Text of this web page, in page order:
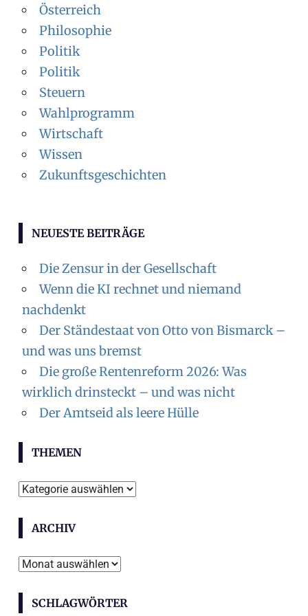
Österreich
Philosophie
Politik
Politik
Steuern
Wahlprogramm
Wirtschaft
Wissen
Zukunftsgeschichten
NEUESTE BEITRÄGE
Die Zensur in der Gesellschaft
Wenn die KI rechnet und niemand
nachdenkt
Der Ständestaat von Otto von Bismarck –
und was uns bremst
Die große Rentenreform 2026: Was
wirklich drinsteckt – und was nicht
Der Amtseid als leere Hülle
THEMEN
T
e
n
ARCHIV
A
SCHLAGWÖRTER